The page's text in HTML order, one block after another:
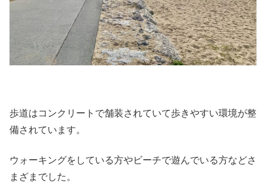
歩道はコンクリートで舗装されていて歩きやすい環境が整
備されています。
ウォーキングをしている方やビーチで遊んでいる方などさ
まざまでした。